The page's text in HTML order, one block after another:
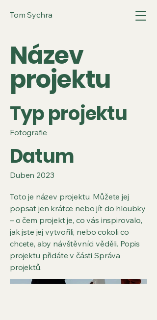
Tom Sychra
Název
projektu
Typ projektu
Fotografie
Datum
Duben 2023
Toto je název projektu. Můžete jej
popsat jen krátce nebo jít do hloubky
– o čem projekt je, co vás inspirovalo,
jak jste jej vytvořili, nebo cokoli co
chcete, aby návštěvníci věděli. Popis
projektu přidáte v části Správa
projektů.